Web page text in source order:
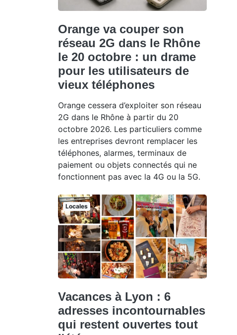
Orange va couper son
réseau 2G dans le Rhône
le 20 octobre : un drame
pour les utilisateurs de
vieux téléphones
Orange cessera d’exploiter son réseau
2G dans le Rhône à partir du 20
octobre 2026. Les particuliers comme
les entreprises devront remplacer les
téléphones, alarmes, terminaux de
paiement ou objets connectés qui ne
fonctionnent pas avec la 4G ou la 5G.
Locales
Vacances à Lyon : 6
adresses incontournables
qui restent ouvertes tout